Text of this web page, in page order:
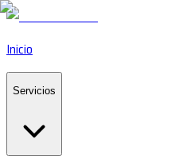
Inicio
Servicios